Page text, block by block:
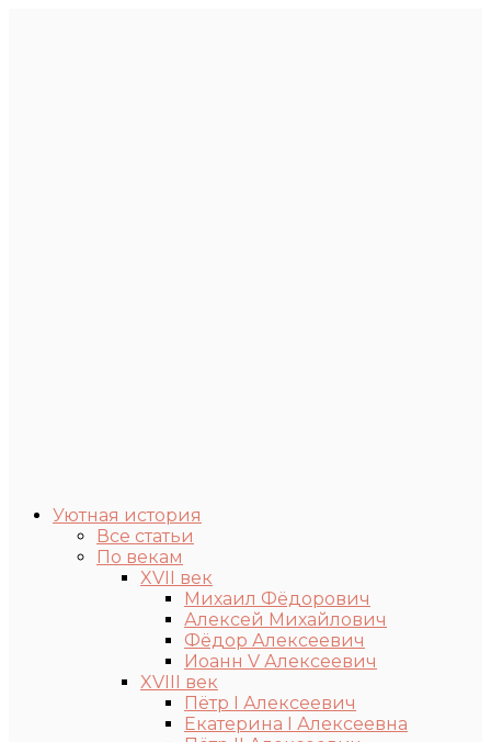
Уютная история
Все статьи
По векам
XVII век
Михаил Фёдорович
Алексей Михайлович
Фёдор Алексеевич
Иоанн V Алексеевич
XVIII век
Пётр I Алексеевич
Екатерина I Алексеевна